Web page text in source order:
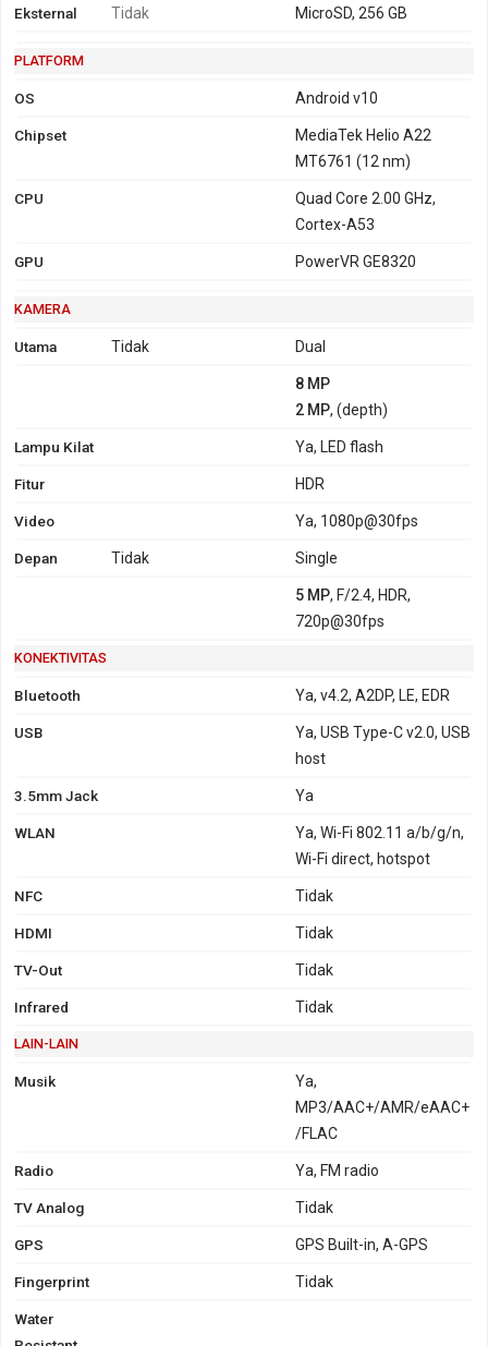
Eksternal Tidak MicroSD, 256 GB
PLATFORM
OS Android v10
Chipset
MediaTek Helio A22
MT6761 (12 nm)
CPU
Quad Core 2.00 GHz,
Cortex-A53
GPU PowerVR GE8320
KAMERA
Utama Tidak Dual
8 MP
2 MP, (depth)
Lampu Kilat Ya, LED flash
Fitur HDR
Video Ya, 1080p@30fps
Depan Tidak Single
5 MP, F/2.4, HDR,
720p@30fps
KONEKTIVITAS
Bluetooth Ya, v4.2, A2DP, LE, EDR
USB
Ya, USB Type-C v2.0, USB
host
3.5mm Jack Ya
WLAN
Ya, Wi-Fi 802.11 a/b/g/n,
Wi-Fi direct, hotspot
NFC Tidak
HDMI Tidak
TV-Out Tidak
Infrared Tidak
LAIN-LAIN
Musik
Ya,
MP3/AAC+/AMR/eAAC+
/FLAC
Radio Ya, FM radio
TV Analog Tidak
GPS GPS Built-in, A-GPS
Fingerprint Tidak
Water